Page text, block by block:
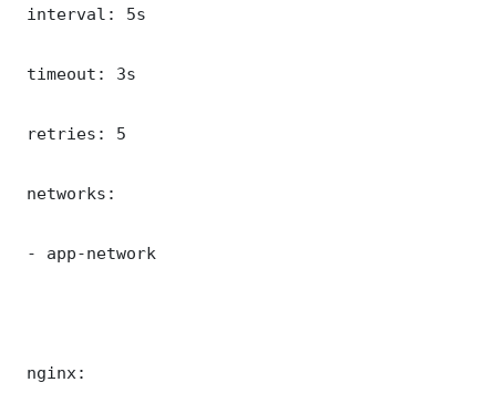
interval: 5s
timeout: 3s
retries: 5
networks:
- app-network
nginx: